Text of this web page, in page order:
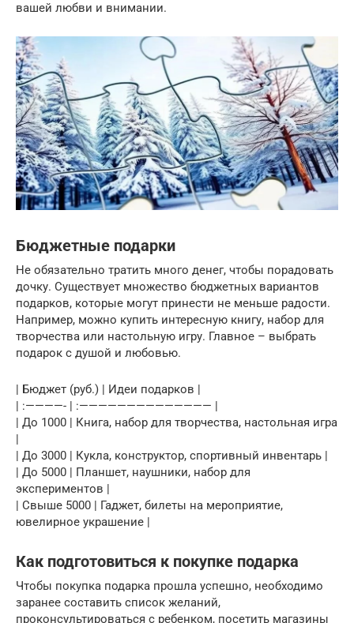
вашей любви и внимании.
Бюджетные подарки
Не обязательно тратить много денег, чтобы порадовать
дочку. Существует множество бюджетных вариантов
подарков, которые могут принести не меньше радости.
Например, можно купить интересную книгу, набор для
творчества или настольную игру. Главное – выбрать
подарок с душой и любовью.
| Бюджет (руб.) | Идеи подарков |
| :————- | :—————————————— |
| До 1000 | Книга, набор для творчества, настольная игра
|
| До 3000 | Кукла, конструктор, спортивный инвентарь |
| До 5000 | Планшет, наушники, набор для
экспериментов |
| Свыше 5000 | Гаджет, билеты на мероприятие,
ювелирное украшение |
Как подготовиться к покупке подарка
Чтобы покупка подарка прошла успешно, необходимо
заранее составить список желаний,
проконсультироваться с ребенком, посетить магазины